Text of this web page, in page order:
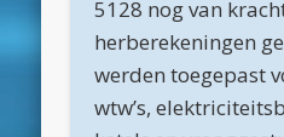
oktober 2022
maart 2022
5128 nog van
herberekeningen
werden toegepast
wtw’s,